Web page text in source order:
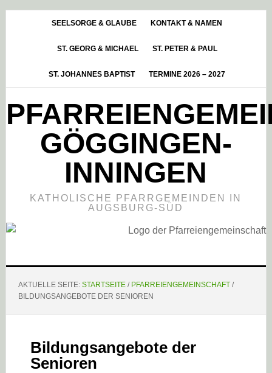
HauptsidebarSEELSORGE & GLAUBE KONTAKT & NAMEN
ST. GEORG & MICHAEL ST. PETER & PAUL
ST. JOHANNES BAPTIST TERMINE 2026 – 2027
GÖGGINGEN-
INNINGEN
KATHOLISCHE PFARRGEMEINDEN IN
AUGSBURG-SÜD
AKTUELLE SEITE: STARTSEITE / PFARREIENGEMEINSCHAFT /
BILDUNGSANGEBOTE DER SENIOREN
Bildungsangebote der
Senioren